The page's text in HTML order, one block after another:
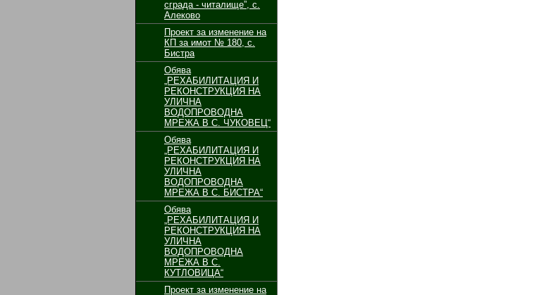
сграда - читалище”, с.
Алеково
Проект за изменение на
КП за имот № 180, с.
Бистра
Обява
„РЕХАБИЛИТАЦИЯ И
РЕКОНСТРУКЦИЯ НА
УЛИЧНА
ВОДОПРОВОДНА
МРЕЖА В С. ЧУКОВЕЦ“
Обява
„РЕХАБИЛИТАЦИЯ И
РЕКОНСТРУКЦИЯ НА
УЛИЧНА
ВОДОПРОВОДНА
МРЕЖА В С. БИСТРА“
Обява
„РЕХАБИЛИТАЦИЯ И
РЕКОНСТРУКЦИЯ НА
УЛИЧНА
ВОДОПРОВОДНА
МРЕЖА В С.
КУТЛОВИЦА“
Проект за изменение на